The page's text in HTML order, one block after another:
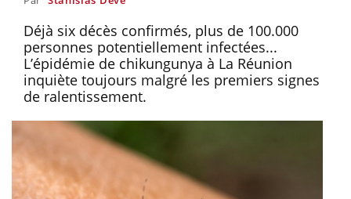
Déjà six décès confirmés, plus de 100.000
personnes potentiellement infectées...
L’épidémie de chikungunya à La Réunion
inquiète toujours malgré les premiers signes
de ralentissement.